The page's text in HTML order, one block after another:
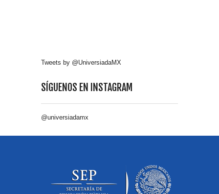
Tweets by @UniversiadaMX
SÍGUENOS EN INSTAGRAM
@universiadamx